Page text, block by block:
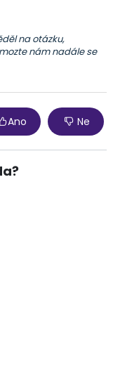
na otázku,
nám nadále se
Ano Ne